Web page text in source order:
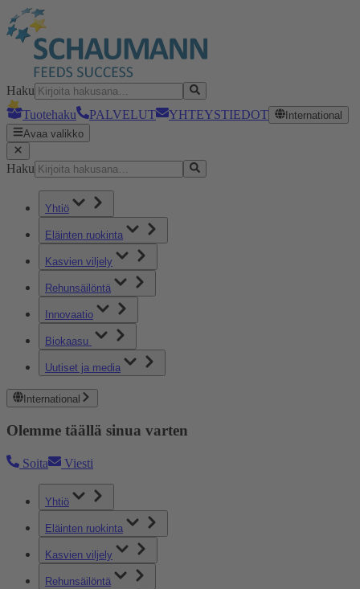
Haku
Tuotehaku
PALVELUT YHTEYSTIEDOT
International
Avaa valikko
Haku
Yhtiö
Eläinten ruokinta
Kasvien viljely
Rehunsäilöntä
Innovaatio
Biokaasu
Uutiset ja media
International
Olemme täällä sinua varten
Soita Viesti
Yhtiö
Eläinten ruokinta
Kasvien viljely
Rehunsäilöntä